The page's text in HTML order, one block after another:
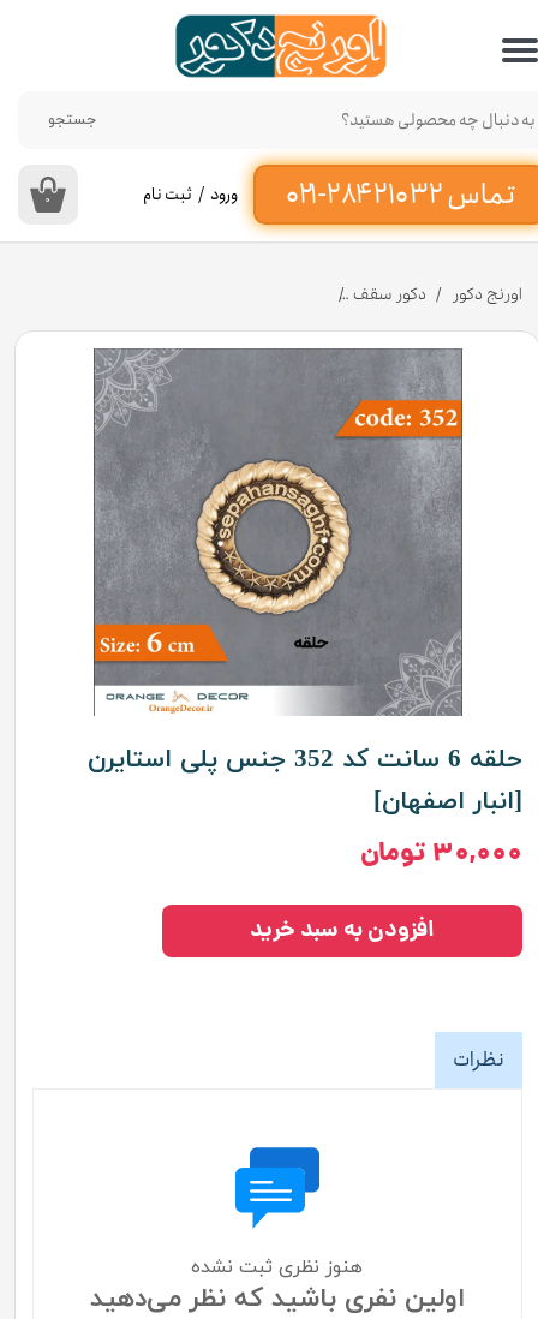
تماس ۳۲ ۲۱۰ ۲۸۴-۰۲۱‌
جستجو
۰ ورود / ثبت نام
حساب کاربری من
تغییر گذر واژه
سفارشات
خروج از حساب کاربری
اورنج دکور دکور سقف
حلقه 6 سانت کد 352 جنس پلی استایرن
[انبار اصفهان]
۳۰,۰۰۰ تومان
افزودن به سبد خرید
نظرات
هنوز نظری ثبت نشده
اولین نفری باشید که نظر می‌دهید